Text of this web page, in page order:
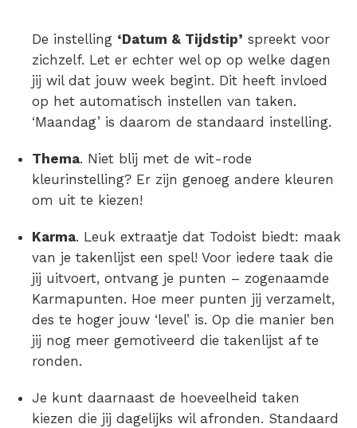
De instelling ‘Datum & Tijdstip’ spreekt voor
zichzelf. Let er echter wel op op welke dagen
jij wil dat jouw week begint. Dit heeft invloed
op het automatisch instellen van taken.
‘Maandag’ is daarom de standaard instelling.
Thema. Niet blij met de wit-rode
kleurinstelling? Er zijn genoeg andere kleuren
om uit te kiezen!
Karma. Leuk extraatje dat Todoist biedt: maak
van je takenlijst een spel! Voor iedere taak die
jij uitvoert, ontvang je punten – zogenaamde
Karmapunten. Hoe meer punten jij verzamelt,
des te hoger jouw ‘level’ is. Op die manier ben
jij nog meer gemotiveerd die takenlijst af te
ronden.
Je kunt daarnaast de hoeveelheid taken
kiezen die jij dagelijks wil afronden. Standaard